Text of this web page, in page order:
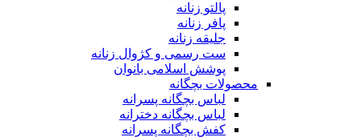
پالتو زنانه
پافر زنانه
جلیقه زنانه
ست رسمی و کژوال زنانه
پوشش اسلامی بانوان
محصولات بچگانه
لباس بچگانه پسرانه
لباس بچگانه دخترانه
کفش بچگانه پسرانه